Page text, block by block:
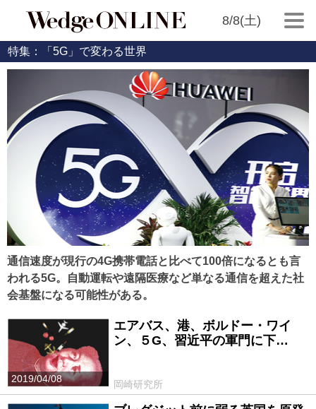
8/8(土)
特集：「5G」で変わる世界
通信速度が現行の4G携帯電話と比べて100倍になるとも言
われる5G。自動運転や遠隔医療など単なる通信を超えた社
会基盤になる可能性がある。
2019/04/08
エアバス、港、ボルドー・ワイ
ン、５G、習近平の軍門に下…
岡崎研究所